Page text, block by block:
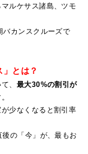
ルケサス諸島、ツモ
バカンスクルーズで
とは？
、 最大30%の割引が
少なくなると割引率
の「今」が、最もお